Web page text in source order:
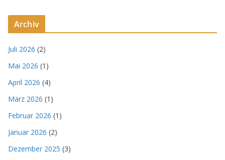
Archiv
Juli 2026 (2)
Mai 2026 (1)
April 2026 (4)
März 2026 (1)
Februar 2026 (1)
Januar 2026 (2)
Dezember 2025 (3)